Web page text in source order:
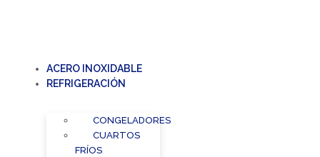
ACERO INOXIDABLE
REFRIGERACIÓN
CONGELADORES
CUARTOS
FRÍOS